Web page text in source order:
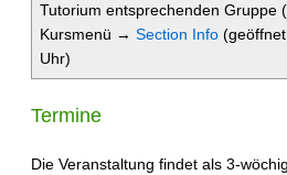
Tutorium entsprechenden Gruppe
Kursmenü → Section Info(geöffnet
Uhr)
Termine
Die Veranstaltung findet als 3-